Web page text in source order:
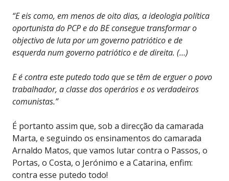
“E eis como, em menos de oito dias, a ideologia política
oportunista do PCP e do BE consegue transformar o
objectivo de luta por um governo patriótico e de
esquerda num governo patriótico e de direita. (…)
E é contra este putedo todo que se têm de erguer o povo
trabalhador, a classe dos operários e os verdadeiros
comunistas.”
É portanto assim que, sob a direcção da camarada
Marta, e seguindo os ensinamentos do camarada
Arnaldo Matos, que vamos lutar contra o Passos, o
Portas, o Costa, o Jerónimo e a Catarina, enfim:
contra esse putedo todo!